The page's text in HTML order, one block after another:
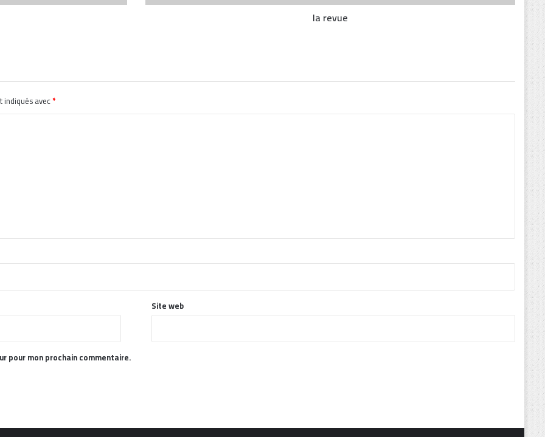
la revue
indiqués avec*
Site web
pour mon prochain commentaire.